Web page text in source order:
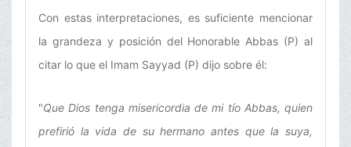
Con estas interpretaciones, es suficiente mencionar
la grandeza y posición del Honorable Abbas (P) al
citar lo que el Imam Sayyad (P) dijo sobre él:
"Que Dios tenga misericordia de mi tío Abbas, quien
prefirió la vida de su hermano antes que la suya,